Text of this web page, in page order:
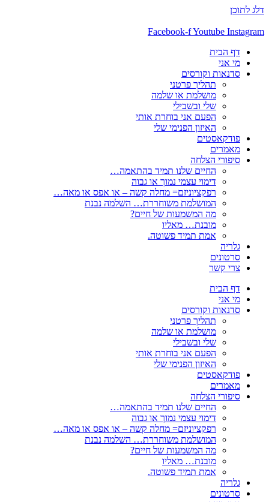
דלג לתוכן
Facebook-fYoutube Instagram
דף הבית
מי אני
סדנאות וקורסים
תהליך פרטני
מושלמת או שלמה
שלי ובשבילי
הפעם אני בוחרת אותי
האיזון הפנימי שלי
פודקאסטים
מאמרים
סיפורי הצלחה
החיים שלנו תמיד בהתאמה…
דימוי עצמי נמוך או גבוה
רפקציוניזם= מחלה קשה – או אפס או מאה…
המושלמת משוחררת… השלמה נבנת
מה המשמעות של חיים?
מובנת… מאליו
אמת תמיד פשוטה.
גלריה
סרטונים
צרי קשר
דף הבית
מי אני
סדנאות וקורסים
תהליך פרטני
מושלמת או שלמה
שלי ובשבילי
הפעם אני בוחרת אותי
האיזון הפנימי שלי
פודקאסטים
מאמרים
סיפורי הצלחה
החיים שלנו תמיד בהתאמה…
דימוי עצמי נמוך או גבוה
רפקציוניזם= מחלה קשה – או אפס או מאה…
המושלמת משוחררת… השלמה נבנת
מה המשמעות של חיים?
מובנת… מאליו
אמת תמיד פשוטה.
גלריה
סרטונים